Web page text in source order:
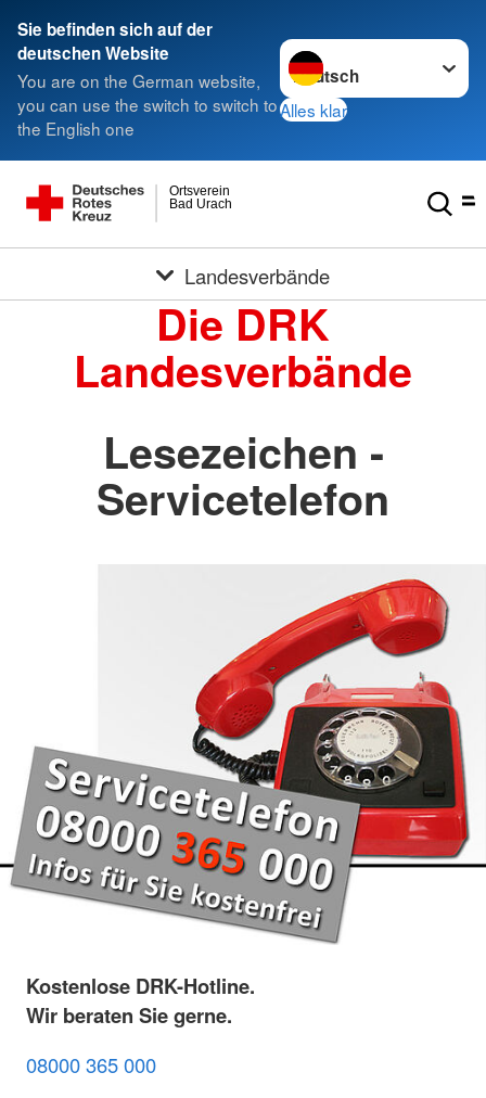
Sie befinden sich auf der
deutschen Website
You are on the German website,
you can use the switch to switch to
the English one
Sprache wechseln zu
Alles klar
Bad Urach
Ortsverein
Landesverbände
Die DRK
Landesverbände
Lesezeichen -
Servicetelefon
Kostenlose DRK-Hotline.
Wir beraten Sie gerne.
08000 365 000